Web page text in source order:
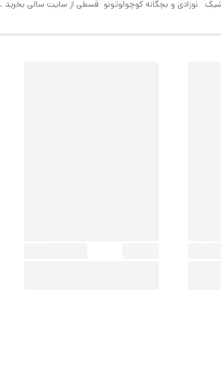
نوزادی و بچگانه کوچولوتونو قسطی از سایت سالی بخرید .